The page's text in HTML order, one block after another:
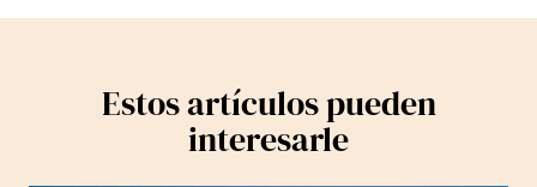
Estos artículos pueden
interesarle